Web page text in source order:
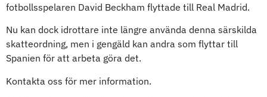
fotbollsspelaren David Beckham flyttade till Real Madrid.
Nu kan dock idrottare inte längre använda denna särskilda
skatteordning, men i gengäld kan andra som flyttar till
Spanien för att arbeta göra det.
Kontakta oss för mer information.